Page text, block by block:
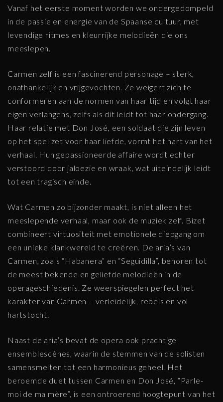
Vanaf het eerste moment worden we ondergedompeld
in de passie en energie van de Spaanse cultuur, met
levendige ritmes en kleurrijke melodieën die ons
meeslepen.
Carmen zelf is een fascinerend personage – sterk,
onafhankelijk en vrijgevochten. Ze weigert zich te
conformeren aan de normen van haar tijd en volgt haar
eigen verlangens, zelfs als dit leidt tot haar ondergang.
Haar relatie met Don José, een soldaat die zijn leven
op het spel zet voor haar liefde, vormt het hart van het
verhaal. Hun gepassioneerde affaire wordt echter
verstoord door jaloezie en wraak, wat uiteindelijk leidt
tot een tragisch einde.
Wat Carmen zo bijzonder maakt, is niet alleen het
meeslepende verhaal, maar ook de muziek zelf. Bizet
combineert virtuositeit met emotionele diepgang om
een unieke klankwereld te creëren. De aria’s van
Carmen, zoals “Habanera” en “Seguidilla”, behoren tot
de meest bekende en geliefde melodieën in de
operageschiedenis. Ze weerspiegelen perfect het
karakter van Carmen – verleidelijk, rebels en vol
hartstocht.
Naast de aria’s bevat de opera ook prachtige
ensemblescènes, waarin de stemmen van de solisten
samensmelten tot een harmonieus geheel. Het
beroemde duet tussen Carmen en Don José, “Parle-
moi de ma mère”, is een ontroerend hoogtepunt van het